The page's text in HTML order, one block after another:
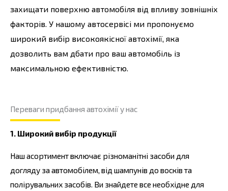
захищати поверхню автомобіля від впливу зовнішніх
факторів. У нашому автосервісі ми пропонуємо
широкий вибір високоякісної автохімії, яка
дозволить вам дбати про ваш автомобіль із
максимальною ефективністю.
Переваги придбання автохімії у нас
1. Широкий вибір продукції
Наш асортимент включає різноманітні засоби для
догляду за автомобілем, від шампунів до восків та
полірувальних засобів. Ви знайдете все необхідне для